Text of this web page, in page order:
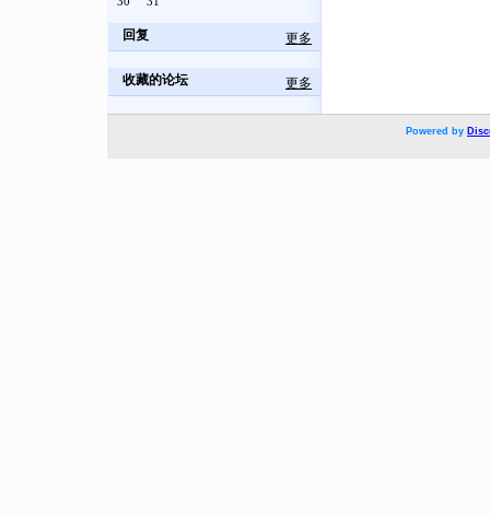
回复 更多
收藏的论坛 更多
Powered by